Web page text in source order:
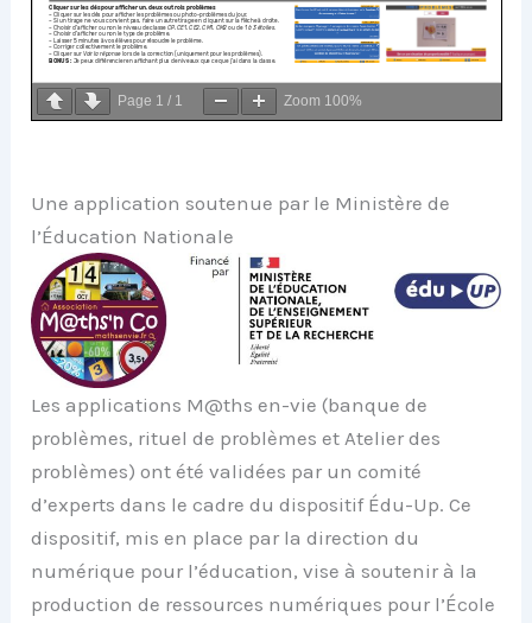
Page 1 / 1 Zoom 100%
Une application soutenue par le Ministère de
l’Éducation Nationale
Les applications M@ths en-vie (banque de
problèmes, rituel de problèmes et Atelier des
problèmes) ont été validées par un comité
d’experts dans le cadre du dispositif Édu-Up. Ce
dispositif, mis en place par la direction du
numérique pour l’éducation, vise à soutenir à la
production de ressources numériques pour l’École